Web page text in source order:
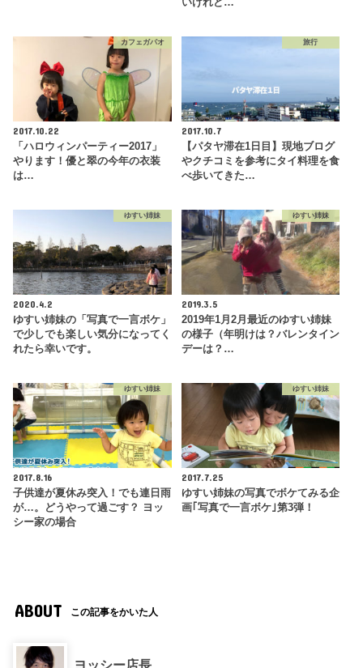
カフェガパオ
2017.10.22
「ハロウィンパーティー2017」
やります！優と翠の今年の衣装
は…
旅行
2017.10.7
【パタヤ滞在1日目】現地ブログ
やクチコミを参考にタイ料理を食
べ歩いてきた…
ゆすい姉妹
2020.4.2
ゆすい姉妹の「写真で一言ボケ」
で少しでも楽しい気分になってく
れたら幸いです。
ゆすい姉妹
2019.3.5
2019年1月2月最近のゆすい姉妹
の様子（年明けは？バレンタイン
デーは？…
ゆすい姉妹
2017.8.16
子供達が夏休み突入！でも連日雨
が…。どうやって過ごす？ ヨッ
シー家の場合
ゆすい姉妹
2017.7.25
ゆすい姉妹の写真でボケてみる企
画｢写真で一言ボケ｣第3弾！
ABOUT この記事をかいた人
ヨッシー店長